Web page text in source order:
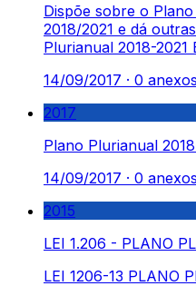
Dispõe sobre o
2018/2021 e dá
Plurianual 2018-2021
14/09/2017 · 0 anexos
2017
Plano Plurianual
14/09/2017 · 0 anexos
2015
LEI 1.206 - PLANO
LEI 1206-13 PLANO